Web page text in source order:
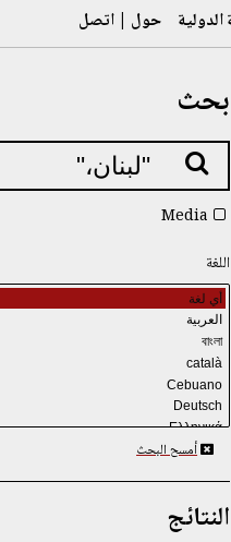
حول اتصل
بحث
Media
اللغة
أمسح البحث
النتائج